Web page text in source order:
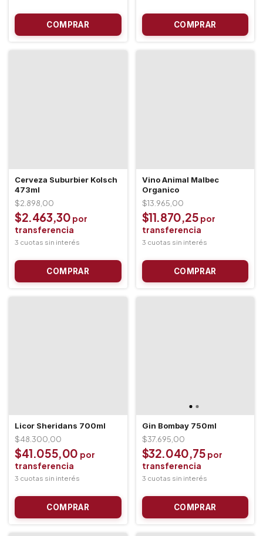
Cerveza Suburbier Kolsch
473ml
$2.898,00
$2.463,30
Vino Animal Malbec
Organico
$13.965,00
$11.870,25
Licor Sheridans 700ml
$48.300,00
$41.055,00
Gin Bombay 750ml
$37.695,00
$32.040,75